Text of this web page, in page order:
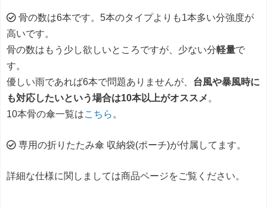
骨の数は6本です。5本のタイプよりも1本多い分強度が
高いです。
骨の数はもう少し欲しいところですが、少ない分軽量で
す。
優しい雨であれば6本で問題ありませんが、 台風や暴風時に
も対応したいという場合は10本以上がオススメ。
10本骨の傘一覧はこちら。
専用の折りたたみ傘 収納袋(ポーチ)が付属してます。
詳細な仕様に関しましては商品ページをご覧ください。